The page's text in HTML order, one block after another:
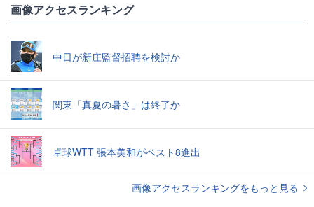
画像アクセスランキング
中日が新庄監督招聘を検討か
関東「真夏の暑さ」は終了か
卓球WTT 張本美和がベスト8進出
画像アクセスランキングをもっと見る